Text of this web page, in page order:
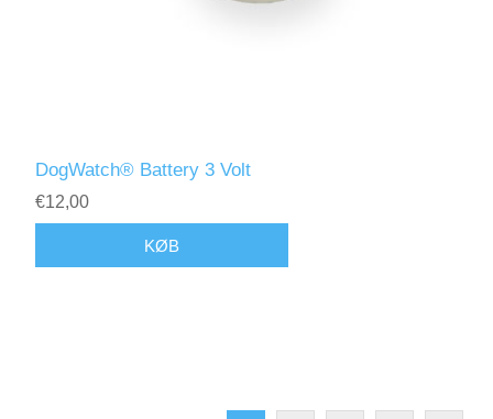
DogWatch® Battery 3 Volt
€12,00